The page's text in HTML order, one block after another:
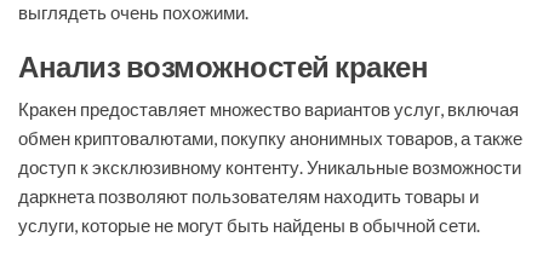
выглядеть очень похожими.
Анализ возможностей кракен
Кракен предоставляет множество вариантов услуг, включая
обмен криптовалютами, покупку анонимных товаров, а также
доступ к эксклюзивному контенту. Уникальные возможности
даркнета позволяют пользователям находить товары и
услуги, которые не могут быть найдены в обычной сети.